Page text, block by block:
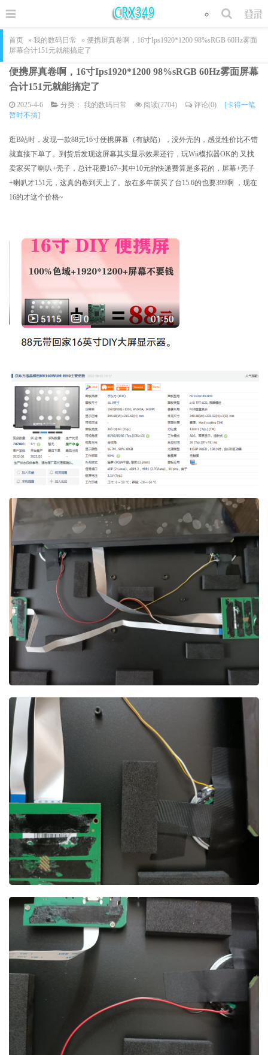
首页 » 我的数码日常
» 便携屏真卷啊，16寸Ips1920*1200 98%sRGB 60Hz雾面
屏幕合计151元就能搞定了
便携屏真卷啊，16寸Ips1920*1200 98%sRGB 60Hz雾面屏幕
合计151元就能搞定了
2025-4-6 分类： 我的数码日常 阅读(2704) 评论(0)
[卡得一笔
暂时不搞]
逛B站时，发现一款88元16寸便携屏幕（有缺陷），没外壳的，感觉性价比不错
就直接下单了。到货后发现这屏幕其实显示效果还行，玩Wii模拟器OK的 又找
卖家买了喇叭+壳子，总计花费167~其中10元的快递费算是多花的，屏幕+壳子
+喇叭才151元，这真的卷到天上了。放在多年前买了台15.6的也要399啊 ，现在
16的才这个价格~